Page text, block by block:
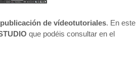
publicación de vídeotutoriales. En este
que podéis consultar en el